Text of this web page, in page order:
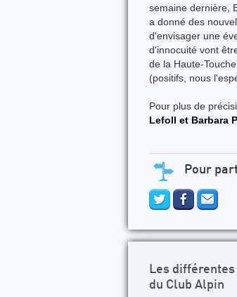
semaine dernière,
a donné des
d'envisager une
d'innocuité vont
de la Haute-
(positifs, nous
Pour plus de
Lefoll et Barbara
Pour
Les
du Club Alpin